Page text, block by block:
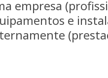
empresa
e